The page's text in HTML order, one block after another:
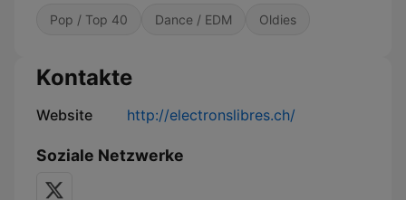
Pop / Top 40 Dance / EDM Oldies
Kontakte
Website http://electronslibres.ch/
Soziale Netzwerke